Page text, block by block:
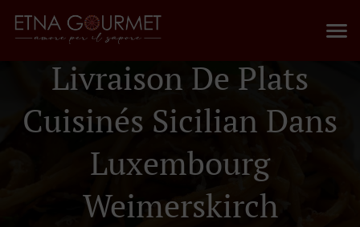
Livraison De Plats
Cuisinés Sicilian Dans
Luxembourg
Weimerskirch